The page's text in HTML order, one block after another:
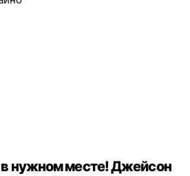
нужном месте! Джейсон